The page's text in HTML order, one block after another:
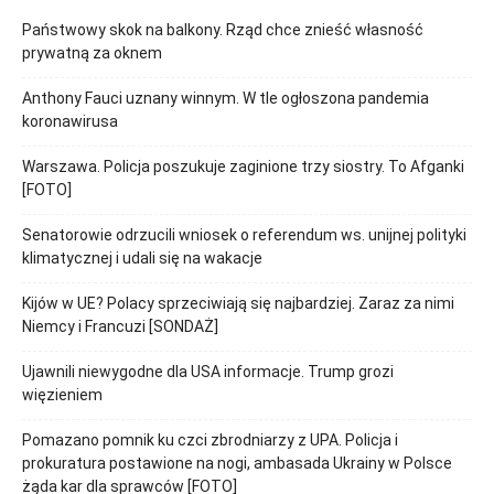
Państwowy skok na balkony. Rząd chce znieść własność
prywatną za oknem
Anthony Fauci uznany winnym. W tle ogłoszona pandemia
koronawirusa
Warszawa. Policja poszukuje zaginione trzy siostry. To Afganki
[FOTO]
Senatorowie odrzucili wniosek o referendum ws. unijnej polityki
klimatycznej i udali się na wakacje
Kijów w UE? Polacy sprzeciwiają się najbardziej. Zaraz za nimi
Niemcy i Francuzi [SONDAŻ]
Ujawnili niewygodne dla USA informacje. Trump grozi
więzieniem
Pomazano pomnik ku czci zbrodniarzy z UPA. Policja i
prokuratura postawione na nogi, ambasada Ukrainy w Polsce
żąda kar dla sprawców [FOTO]